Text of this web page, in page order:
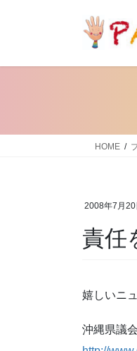
HOME
2008年7月20
責任
嬉しいニ
沖縄県議